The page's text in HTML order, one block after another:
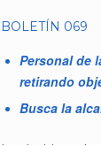
BOLETÍN 069
Personal de
retirando
Busca la